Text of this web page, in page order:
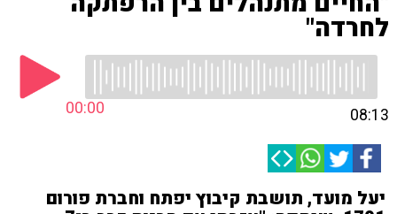
לחרדה"
00:00 08:13
יעל מועד, תושבת קיבוץ יפתח וחברת פורום